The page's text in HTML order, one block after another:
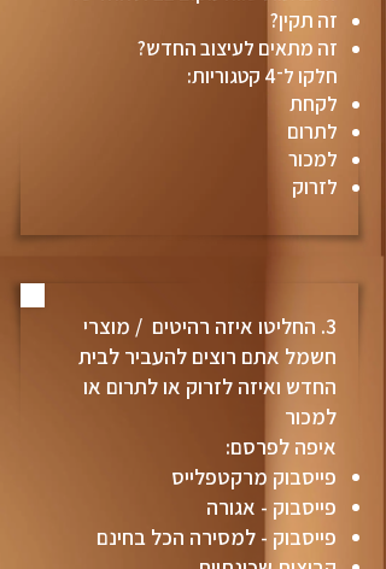
זה תקין?
זה מתאים לעיצוב החדש?
חלקו ל־4 קטגוריות:
לקחת
לתרום
למכור
לזרוק
3. החליטו איזה רהיטים / מוצרי
חשמל אתם רוצים להעביר לבית
החדש ואיזה לזרוק או לתרום או
למכור
איפה לפרסם:
פייסבוק מרקטפלייס
פייסבוק - אגורה
פייסבוק - למסירה הכל בחינם